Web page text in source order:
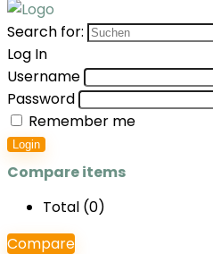
Search for:
Log In
Username
Password
Remember me
Login
Compare items
Total (0)
Compare